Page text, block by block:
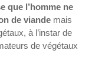
que l’homme ne
de viande mais
à l’instar de
de végétaux